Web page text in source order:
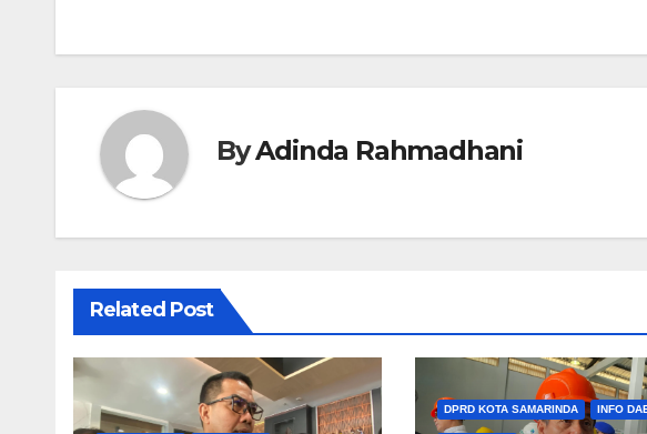
ByAdinda Rahmadhani
Related Post
DPRD KOTA SAMARINDA INFO